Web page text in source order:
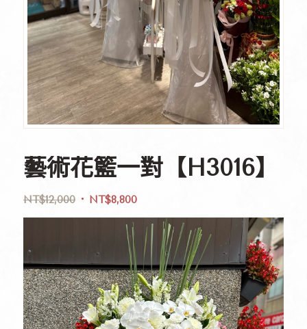
藝術花籃一對【H3016】
NT$12,000 NT$8,800